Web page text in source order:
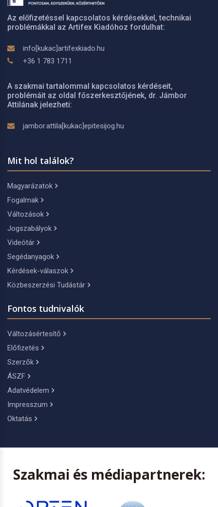
Az előfizetéssel kapcsolatos kérdésekkel, technikai
problémákkal az Artifex Kiadóhoz fordulhat:
info[kukac]artifexkiado.hu
+36 1 783 1711
A szakmai tartalommal kapcsolatos kérdéseit,
problémáit az oldal főszerkesztőjének, dr. Jámbor
Attilának jelezheti:
jambor.attila[kukac]epitesijog.hu
Mit hol találok?
Magyarázatok
Fogalmak
Változások
Jogszabályok
Videótár
Segédanyagok
Kérdések-válaszok
Közbeszerzési Tudástár
Fontos tudnivalók
Változásértesítő
Előfizetés
Szerzők
ÁSZF
Adatvédelem
Impresszum
Oktatás
Szakmai és médiapartnerek: